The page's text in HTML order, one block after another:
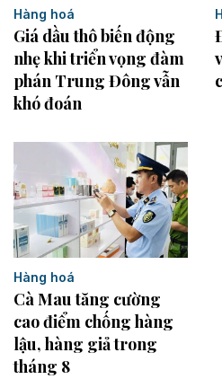
Hàng hoá
Giá dầu thô biến động
nhẹ khi triển vọng đàm
phán Trung Đông vẫn
khó đoán
Hàng hoá
Cà Mau tăng cường
cao điểm chống hàng
lậu, hàng giả trong
tháng 8